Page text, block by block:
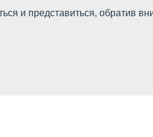
и представиться, обратив